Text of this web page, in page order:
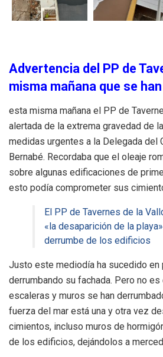
Advertencia del PP de
misma mañana que se
esta misma mañana el PP de
alertada de la extrema gravedad de
medidas urgentes a la Delegada del
Bernabé. Recordaba que el oleaje
sobre algunas edificaciones de
esto podía comprometer sus
El PP de Tavernes de la
«la desaparición de la
derrumbe de los edificios
Justo este mediodía ha sucedido en
derrumbando su fachada. Pero no
escaleras y muros se han
fuerza del mar está una y otra vez
cimientos, incluso muros de
de los edificios, dejándolos a